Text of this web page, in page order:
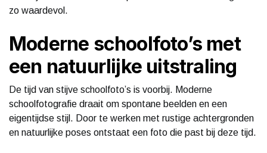
zo waardevol.
Moderne schoolfoto’s met
een natuurlijke uitstraling
De tijd van stijve schoolfoto’s is voorbij. Moderne
schoolfotografie draait om spontane beelden en een
eigentijdse stijl. Door te werken met rustige achtergronden
en natuurlijke poses ontstaat een foto die past bij deze tijd.